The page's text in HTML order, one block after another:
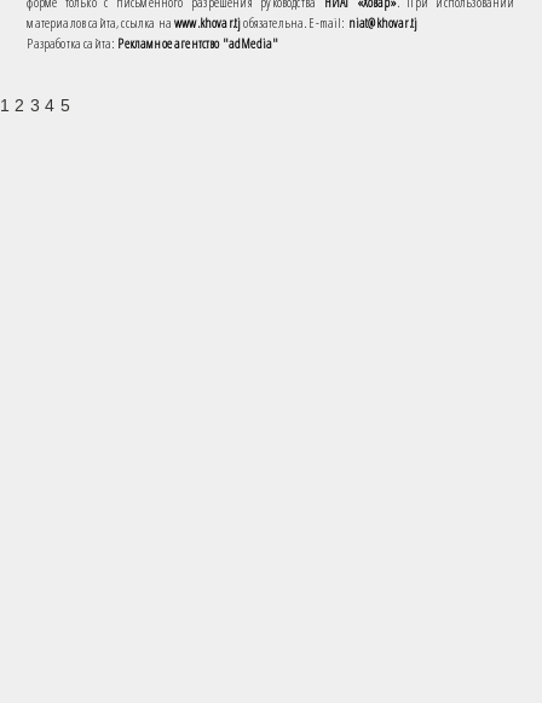
материалов сайта, ссылка наwww.khovar.tjобязательна. E-mail: niat@khovar.tj
Разработка сайта: Рекламное агентство "adMedia"
1 2 3 4 5